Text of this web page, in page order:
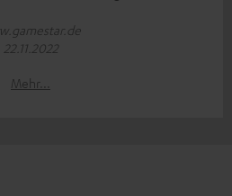
22.11.2022
Mehr...